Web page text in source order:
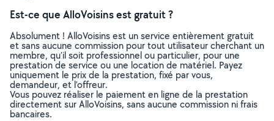
Est-ce que AlloVoisins est gratuit ?
Absolument ! AlloVoisins est un service entièrement gratuit
et sans aucune commission pour tout utilisateur cherchant un
membre, qu’il soit professionnel ou particulier, pour une
prestation de service ou une location de matériel. Payez
uniquement le prix de la prestation, fixé par vous,
demandeur, et l’offreur.
Vous pouvez réaliser le paiement en ligne de la prestation
directement sur AlloVoisins, sans aucune commission ni frais
bancaires.